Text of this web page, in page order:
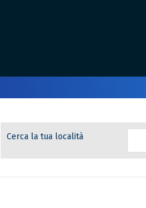
Cerca la tua località